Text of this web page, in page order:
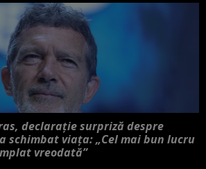
declarație surpriză despre
schimbat viața: „Cel mai bun lucru
vreodată”